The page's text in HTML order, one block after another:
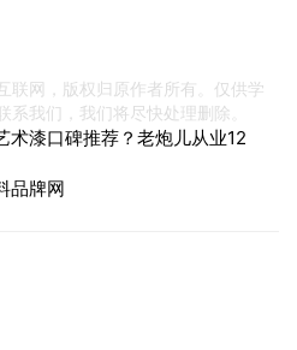
联网，版权归原作者所有。仅供学
我们，我们将尽快处理删除。
术漆口碑推荐？老炮儿从业12
品牌网